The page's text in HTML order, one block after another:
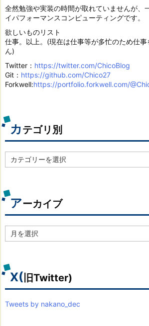
全然勉強や実装の時間が取れていませんが、
イパフォーマンスコンピューティングです。
欲しいものリスト
仕事。以上。(現在は仕事等が多忙のため仕
ん)
Twitter： https://twitter.com/ChicoBlog
Git： https://github.com/Chico27
Forkwell:https://portfolio.forkwell.com/
カテゴリ別
テ
別
アーカイブ
ー
ブ
X( 旧Twitter)
Tweets by nakano_dec